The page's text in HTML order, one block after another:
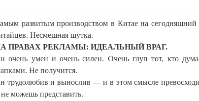
развитым производством в Китае на сегодняшний
Несмешная шутка.
ПРАВАХ РЕКЛАМЫ: ИДЕАЛЬНЫЙ ВРАГ.
очень умен и очень силен. Очень глуп тот, кто
Не получится.
трудолюбив и вынослив — и в этом смысле
можешь представить.